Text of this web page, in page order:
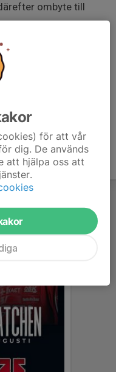
ombyte till
för att vår
dig. De används
att hjälpa oss att